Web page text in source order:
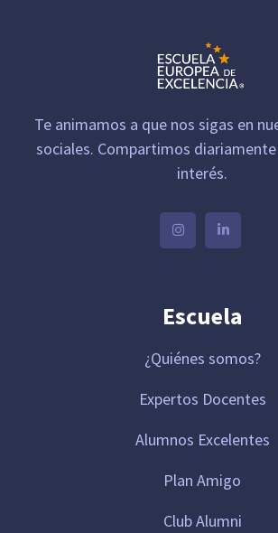
Te animamos a que nos sigas en
sociales. Compartimos
interés.
Escuela
¿Quiénes somos?
Expertos Docentes
Alumnos Excelentes
Plan Amigo
Club Alumni